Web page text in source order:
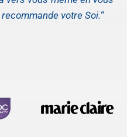
votre Soi.“